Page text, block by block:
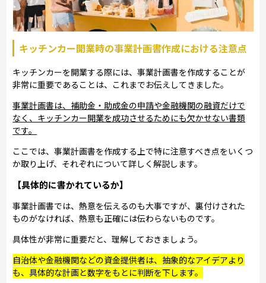
キッチンカー開業時の事業計画書作成における注意点
キッチンカーを開業する際には、事業計画書を作成することが
非常に重要であることは、これまでお伝えしてきました。
事業計画書は、補助金・助成金の申請や金融機関の融資だけで
なく、キッチンカー開業を成功させるためにも欠かせない書類
です。
ここでは、事業計画書を作成する上で特に注意すべき点をいくつ
か取り上げ、それぞれについて詳しく解説します。
【具体的に書かれているか】
事業計画書では、熱意を伝えるのも大事ですが、裏付けされた
ものがなければ、熱意も正確には伝わらないものです。
具体性が非常に重要だと、理解しておきましょう。
自治体や金融機関などの資金提供者は、抽象的なアイデアより
も、具体的な計画と数字をもとに判断を下します。